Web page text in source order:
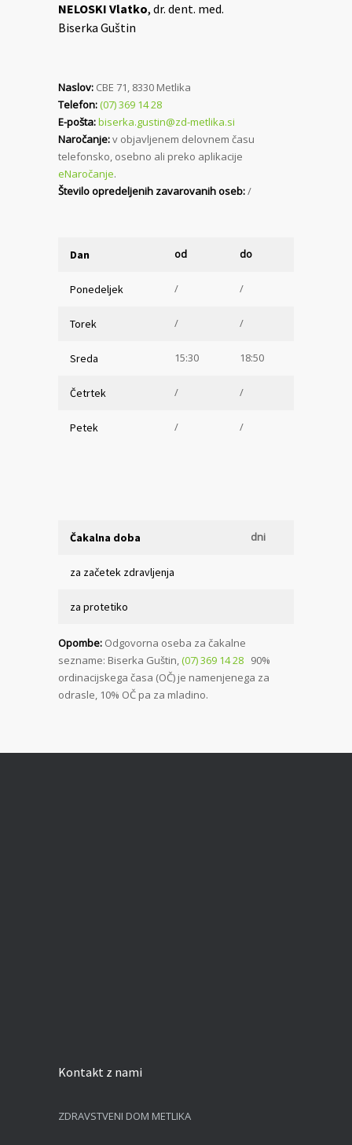
NELOSKI Vlatko, dr. dent. med.
Biserka Guštin
Naslov: CBE 71, 8330 Metlika
Telefon:(07) 369 14 28
E-pošta:biserka.gustin@zd-metlika.si
Naročanje:v objavljenem delovnem času
telefonsko, osebno ali preko aplikacije
eNaročanje.
Število opredeljenih zavarovanih oseb:/
Dan od do
Ponedeljek / /
Torek / /
Sreda 15:30 18:50
Četrtek / /
Petek / /
Čakalna doba dni
za začetek zdravljenja
za protetiko
Opombe: Odgovorna oseba za čakalne
sezname: Biserka Guštin,(07) 369 14 28 90%
ordinacijskega časa (OČ) je namenjenega za
odrasle, 10% OČ pa za mladino.
Kontakt z nami
ZDRAVSTVENI DOM METLIKA